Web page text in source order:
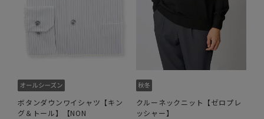
ボタンダウンワイシャツ【キン
グ＆トール】【NON
クルーネックニット【ゼロプレ
ッシャー】